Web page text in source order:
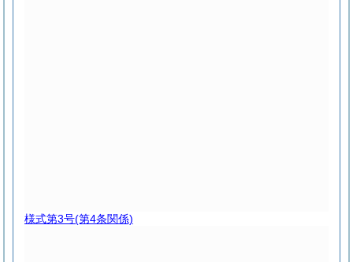
様式第3号(第4条関係)